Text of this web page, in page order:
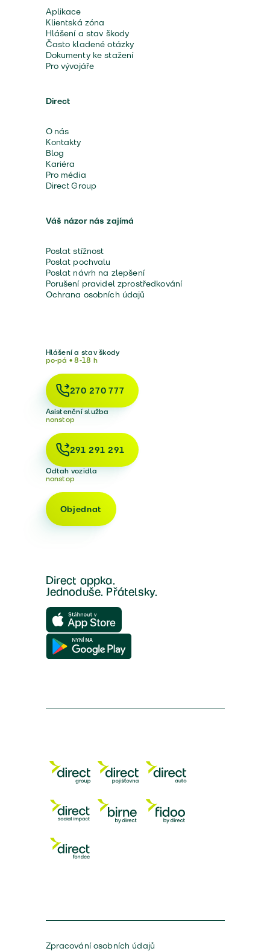
Aplikace
Klientská zóna
Hlášení a stav škody
Často kladené otázky
Dokumenty ke stažení
Pro vývojáře
Direct
O nás
Kontakty
Blog
Kariéra
Pro média
Direct Group
Váš názor nás zajímá
Poslat stížnost
Poslat pochvalu
Poslat návrh na zlepšení
Porušení pravidel zprostředkování
Ochrana osobních údajů
Hlášení a stav škody
po-pá • 8-18 h
270 270 777
Asistenční služba
nonstop
291 291 291
Odtah vozidla
nonstop
Objednat
Direct appka.
Jednoduše. Přátelsky.
Zpracování osobních údajů